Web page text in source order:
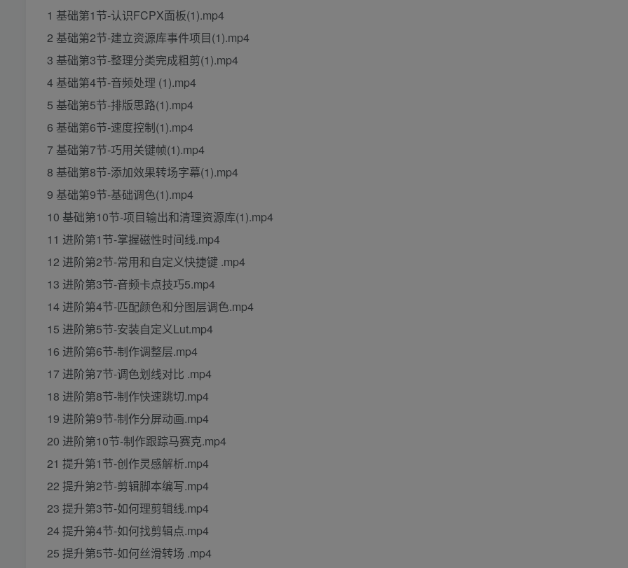
1 基础第1节-认识FCPX面板(1).mp4
2 基础第2节-建立资源库事件项目(1).mp4
3 基础第3节-整理分类完成粗剪(1).mp4
4 基础第4节-音频处理 (1).mp4
5 基础第5节-排版思路(1).mp4
6 基础第6节-速度控制(1).mp4
7 基础第7节-巧用关键帧(1).mp4
8 基础第8节-添加效果转场字幕(1).mp4
9 基础第9节-基础调色(1).mp4
10 基础第10节-项目输出和清理资源库(1).mp4
11 进阶第1节-掌握磁性时间线.mp4
12 进阶第2节-常用和自定义快捷键 .mp4
13 进阶第3节-音频卡点技巧5.mp4
14 进阶第4节-匹配颜色和分图层调色.mp4
15 进阶第5节-安装自定义Lut.mp4
16 进阶第6节-制作调整层.mp4
17 进阶第7节-调色划线对比 .mp4
18 进阶第8节-制作快速跳切.mp4
19 进阶第9节-制作分屏动画.mp4
20 进阶第10节-制作跟踪马赛克.mp4
21 提升第1节-创作灵感解析.mp4
22 提升第2节-剪辑脚本编写.mp4
23 提升第3节-如何理剪辑线.mp4
24 提升第4节-如何找剪辑点.mp4
25 提升第5节-如何丝滑转场 .mp4